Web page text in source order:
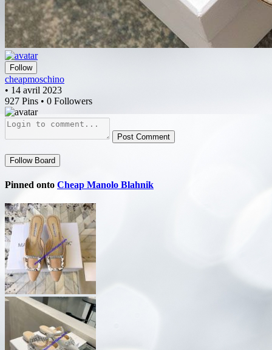
Follow
cheapmoschino
• 14 avril 2023
927 Pins • 0 Followers
Post Comment
Follow Board
Pinned onto Cheap Manolo Blahnik